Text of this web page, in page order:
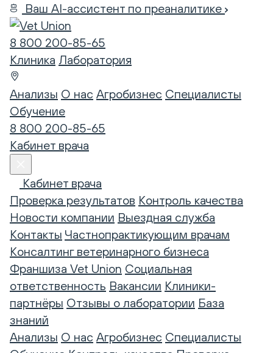
Ваш AI-ассистент по преаналитике
8 800 200-85-65
Клиника Лаборатория
Анализы О нас Агробизнес Специалисты
Обучение
8 800 200-85-65
Кабинет врача
Кабинет врача
Проверка результатов Контроль качества
Новости компании Выездная служба
Контакты Частнопрактикующим врачам
Консалтинг ветеринарного бизнеса
Франшиза Vet Union Социальная
ответственность Вакансии Клиники-
партнёры Отзывы о лаборатории База
знаний
Анализы О нас Агробизнес Специалисты